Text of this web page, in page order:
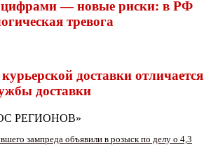
— новые риски: в РФ
тревога
доставки отличается
доставки
РЕГИОНОВ»
зампреда объявили в розыск по делу о 4,3